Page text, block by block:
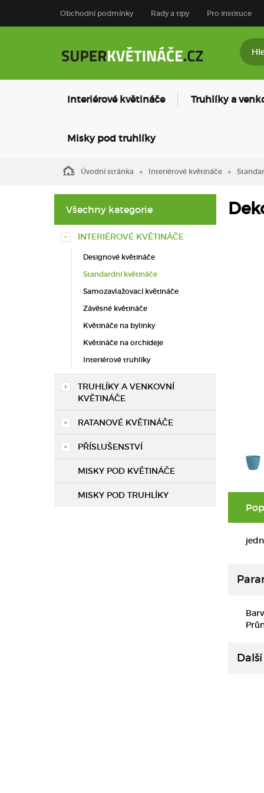
Obchodní podmínky Rady a tipy Pro instituce
Interiérové květináče Truhlíky a
Misky pod truhlíky
Úvodní stránka Interiérové květináče
Všechny kategorie
INTERIÉROVÉ KVĚTINÁČE
Designové květináče
Standardní květináče
Samozavlažovací květináče
Závěsné květináče
Květináče na bylinky
Květináče na orchideje
Interiérové truhlíky
TRUHLÍKY A VENKOVNÍ
KVĚTINÁČE
RATANOVÉ KVĚTINÁČE
PŘÍSLUŠENSTVÍ
MISKY POD KVĚTINÁČE
MISKY POD TRUHLÍKY